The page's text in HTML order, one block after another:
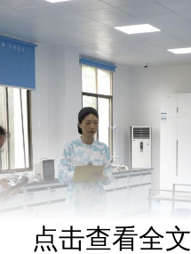
点击查看全文